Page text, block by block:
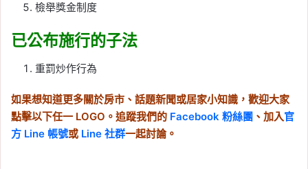
檢舉獎金制度
已公布施行的子法
重罰炒作行為
如果想知道更多關於房市、話題新聞或居家小知識，歡迎大家
點擊以下任一 LOGO。追蹤我們的 Facebook 粉絲團 、加入官
方 Line 帳號或 Line 社群一起討論。